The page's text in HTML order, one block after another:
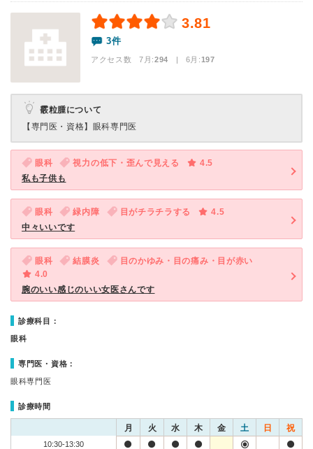
3.81
3件
アクセス数 7月:294 | 6月:197
霰粒腫について
【専門医・資格】 眼科専門医
眼科 視力の低下・歪んで見える
4.5
私も子供も
眼科 緑内障 目がチラチラする
4.5
中々いいです
眼科 結膜炎
目のかゆみ・目の痛み・目が赤い
4.0
腕のいい感じのいい女医さんです
診療科目：
眼科
専門医・資格：
眼科専門医
診療時間
月 火 水 木 金 土 日 祝
10:30-13:30